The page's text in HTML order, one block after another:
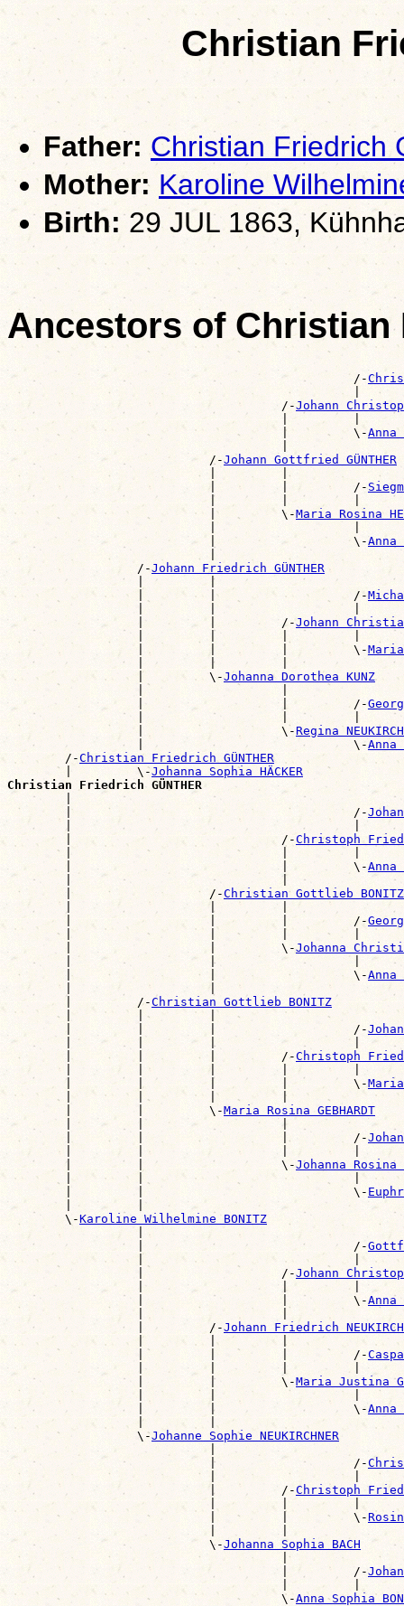
Christian
Father: Christian Friedrich
Mother: Karoline
Birth:29 JUL 1863,
Ancestors of Christian
                                                /-
|
                                      /-
Johann Christoph
|         |
                                      |         \-
Anna
                            /-
Johann Gottfried GÜNTHER
|         |
                            |         |         /-
|         |         |
                            |         \-
Maria Rosina
                            |                   \-
Anna
                  /-
Johann Friedrich GÜNTHER
|         |
                  |         |                   /-
                  |         |         /-
Johann
|         |         |         |
                  |         |         |         \-
|         |         |
                  |         \-
Johanna Dorothea KUNZ
|                   |
                  |                   |         /-
Georg
|                   |         |
                  |                   \-
Regina
                  |                             \-
Anna
        /-
Christian Friedrich GÜNTHER
        |         \-
Johanna Sophia HÄCKER
Christian Friedrich GÜNTHER
|
        |                                       /-
|                                       |
        |                             /-
Christoph
|                             |         |
        |                             |         \-
Anna
|                             |
        |                   /-
Christian Gottlieb BONITZ
|                   |         |
        |                   |         |         /-
|                   |         |         |
        |                   |         \-
Johanna
|                   |                   |
        |                   |                   \-
Anna
|                   |
        |         /-
Christian Gottlieb BONITZ
|         |         |
        |         |         |                   /-
|         |         |                   |
        |         |         |         /-
Christoph
|         |         |         |         |
        |         |         |         |         \-
|         |         |         |
        |         |         \-
Maria Rosina GEBHARDT
|         |                   |
        |         |                   |         /-
|         |                   |         |
        |         |                   \-
Johanna Rosina
|         |                             |
        |         |                             \-
|         |
        \-
Karoline Wilhelmine BONITZ
|
                  |                             /-
|                             |
                  |                   /-
Johann Christoph
|                   |         |
                  |                   |         \-
Anna
|                   |
                  |         /-
Johann Friedrich
|         |         |
                  |         |         |         /-
|         |         |         |
                  |         |         \-
Maria Justina
|         |                   |
                  |         |                   \-
Anna
|         |
                  \-
Johanne Sophie NEUKIRCHNER
|
                            |                   /-
|                   |
                            |         /-
Christoph
|         |         |
                            |         |         \-
                            \-
Johanna Sophia BACH
|
                                      |         /-
|         |
                                      \-
Anna Sophia